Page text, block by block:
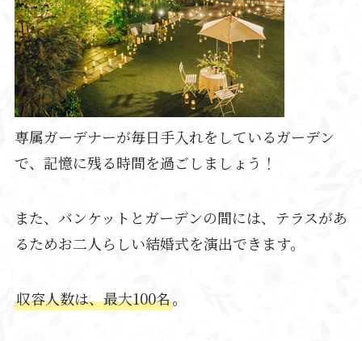
専属ガーデナーが毎日手入れをしているガーデン
で、記憶に残る時間を過ごしましょう！
また、バンケットとガーデンの間には、テラスがあ
るためお二人らしい結婚式を演出できます。
収容人数は、最大100名。